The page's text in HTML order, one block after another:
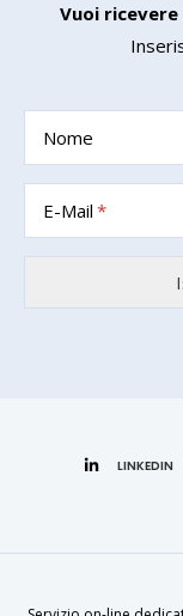
Vuoi
Nome
E-Mail
LINKEDIN